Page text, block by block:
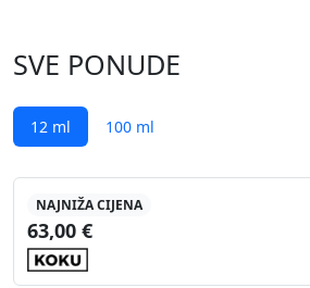
SVE PONUDE
12 ml 100 ml
NAJNIŽA CIJENA
63,00 €